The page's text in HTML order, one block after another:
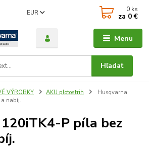
Menu
EUR
Hľadať
0 ks
za 0 €
VÝROBKY AKU plotostrih
Husqvarna
nabíj.
P píla bez